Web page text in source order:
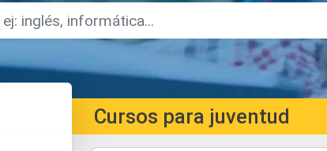
Cursos para juventud